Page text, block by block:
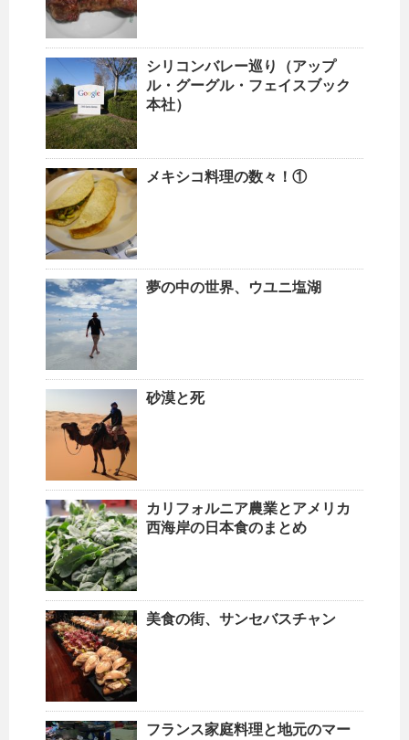
シリコンバレー巡り（アップ
ル・グーグル・フェイスブック
本社）
メキシコ料理の数々！①
夢の中の世界、ウユニ塩湖
砂漠と死
カリフォルニア農業とアメリカ
西海岸の日本食のまとめ
美食の街、サンセバスチャン
フランス家庭料理と地元のマー